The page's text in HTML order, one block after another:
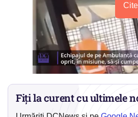
Fiți la curent cu ultimele